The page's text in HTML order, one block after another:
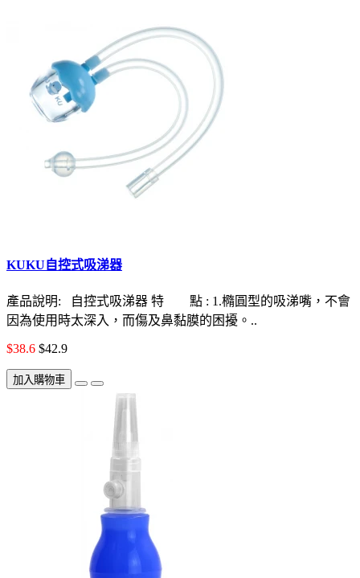
KUKU自控式吸涕器
產品說明: 自控式吸涕器 特 點 : 1.橢圓型的吸涕嘴，不會
因為使用時太深入，而傷及鼻黏膜的困擾。..
$38.6 $42.9
加入購物車